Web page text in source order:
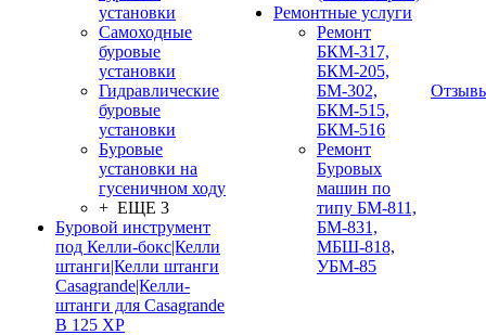
установки
Самоходные
буровые
установки
Гидравлические
буровые
установки
Буровые
установки на
гусеничном ходу
+ ЕЩЕ 3
Буровой инструмент
под Келли-бокс|Келли
штанги|Келли штанги
Casagrande|Келли-
штанги для Casagrande
B 125 XP
Ремонтные услуги
Ремонт
БКМ-317,
БКМ-205,
БМ-302,
БКМ-515,
БКМ-516
Ремонт
Буровых
машин по
типу БМ-811,
БМ-831,
МБШ-818,
УБМ-85